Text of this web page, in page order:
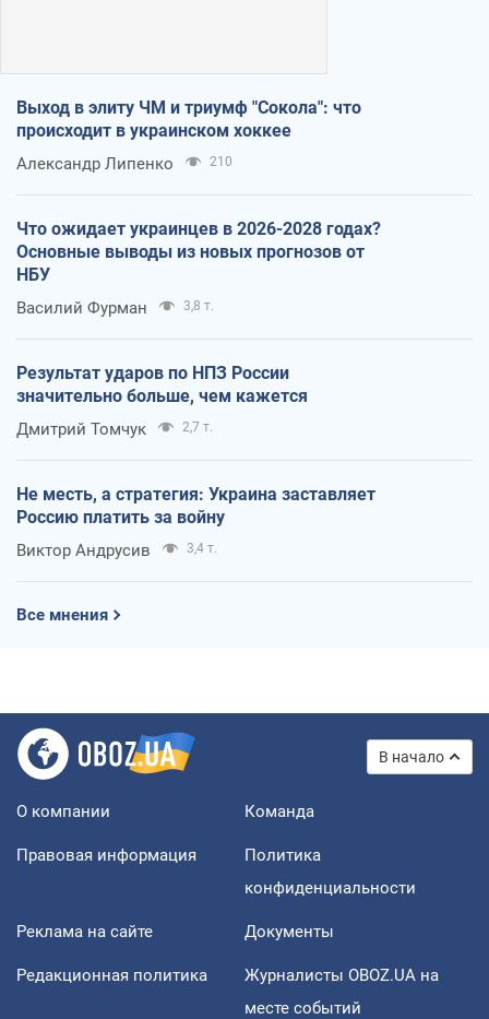
Выход в элиту ЧМ и триумф "Сокола": что
происходит в украинском хоккее
Александр Липенко 210
Что ожидает украинцев в 2026-2028 годах?
Основные выводы из новых прогнозов от
НБУ
Василий Фурман 3,8 т.
Результат ударов по НПЗ России
значительно больше, чем кажется
Дмитрий Томчук 2,7 т.
Не месть, а стратегия: Украина заставляет
Россию платить за войну
Виктор Андрусив 3,4 т.
Все мнения
В начало
О компании Команда
Правовая информация
Политика
конфиденциальности
Реклама на сайте Документы
Редакционная политика
Журналисты OBOZ.UA на
месте событий